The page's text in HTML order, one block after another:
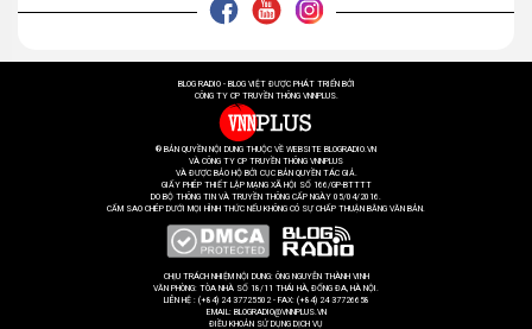
BLOG RADIO - BLOG VIỆT ĐƯỢC PHÁT TRIỂN BỞI
CÔNG TY CP TRUYỀN THÔNG VNNPLUS.
® BẢN QUYỀN NỘI DUNG THUỘC VỀ WEBSITE BLOGRADIO.VN
VÀ CÔNG TY CP TRUYỀN THÔNG VNNPLUS
VÀ ĐƯỢC BẢO HỘ BỞI CỤC BẢN QUYỀN TÁC GIẢ.
GIẤY PHÉP THIẾT LẬP MẠNG XÃ HỘI SỐ 166/GP-BTTTT
DO BỘ THÔNG TIN VÀ TRUYỀN THÔNG CẤP NGÀY 05/04/2016.
CẤM SAO CHÉP DƯỚI MỌI HÌNH THỨC NẾU KHÔNG CÓ SỰ CHẤP THUẬN BẰNG VĂN BẢN.
CHỊU TRÁCH NHIỆM NỘI DUNG: ÔNG NGUYỄN THÀNH VINH
VĂN PHÒNG: TÒA NHÀ SỐ 18/11 THÁI HÀ, ĐỐNG ĐA, HÀ NỘI.
LIÊN HỆ : (+84) 24 37725502 - FAX: (+84) 24 37726658
EMAIL: BLOGRADIO@VNNPLUS.VN
ĐIỀU KHOẢN SỬ DỤNG DỊCH VỤ